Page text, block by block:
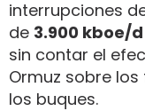
interrupciones
de 3.900 kboe/d
sin contar el
Ormuz sobre
los buques.